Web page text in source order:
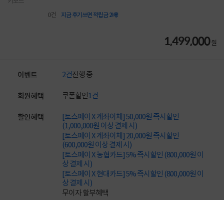
0건 지금 후기쓰면 적립금 2배!
1,499,000원
이벤트 2건진행 중
회원혜택 쿠폰할인1건
할인혜택
[토스페이 X 계좌이체] 50,000원 즉시할인
(1,000,000원 이상 결제 시)
[토스페이 X 계좌이체] 20,000원 즉시할인
(600,000원 이상 결제 시)
[토스페이 X 농협카드] 5% 즉시할인 (800,000원 이
상 결제 시)
[토스페이 X 현대카드] 5% 즉시할인 (800,000원 이
상 결제 시)
무이자 할부혜택